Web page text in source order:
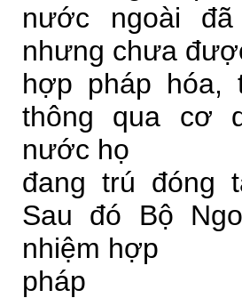
nước ngoài
nhưng chưa
hợp pháp hóa,
thông qua cơ
nước họ
đang trú đóng
Sau đó Bộ
nhiệm hợp
pháp